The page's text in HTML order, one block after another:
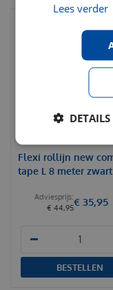
Flexi rollijn new
tape L 8 meter zwart
€ 44,95€ 35,95
BESTELLEN
Lees verder
DETAILS